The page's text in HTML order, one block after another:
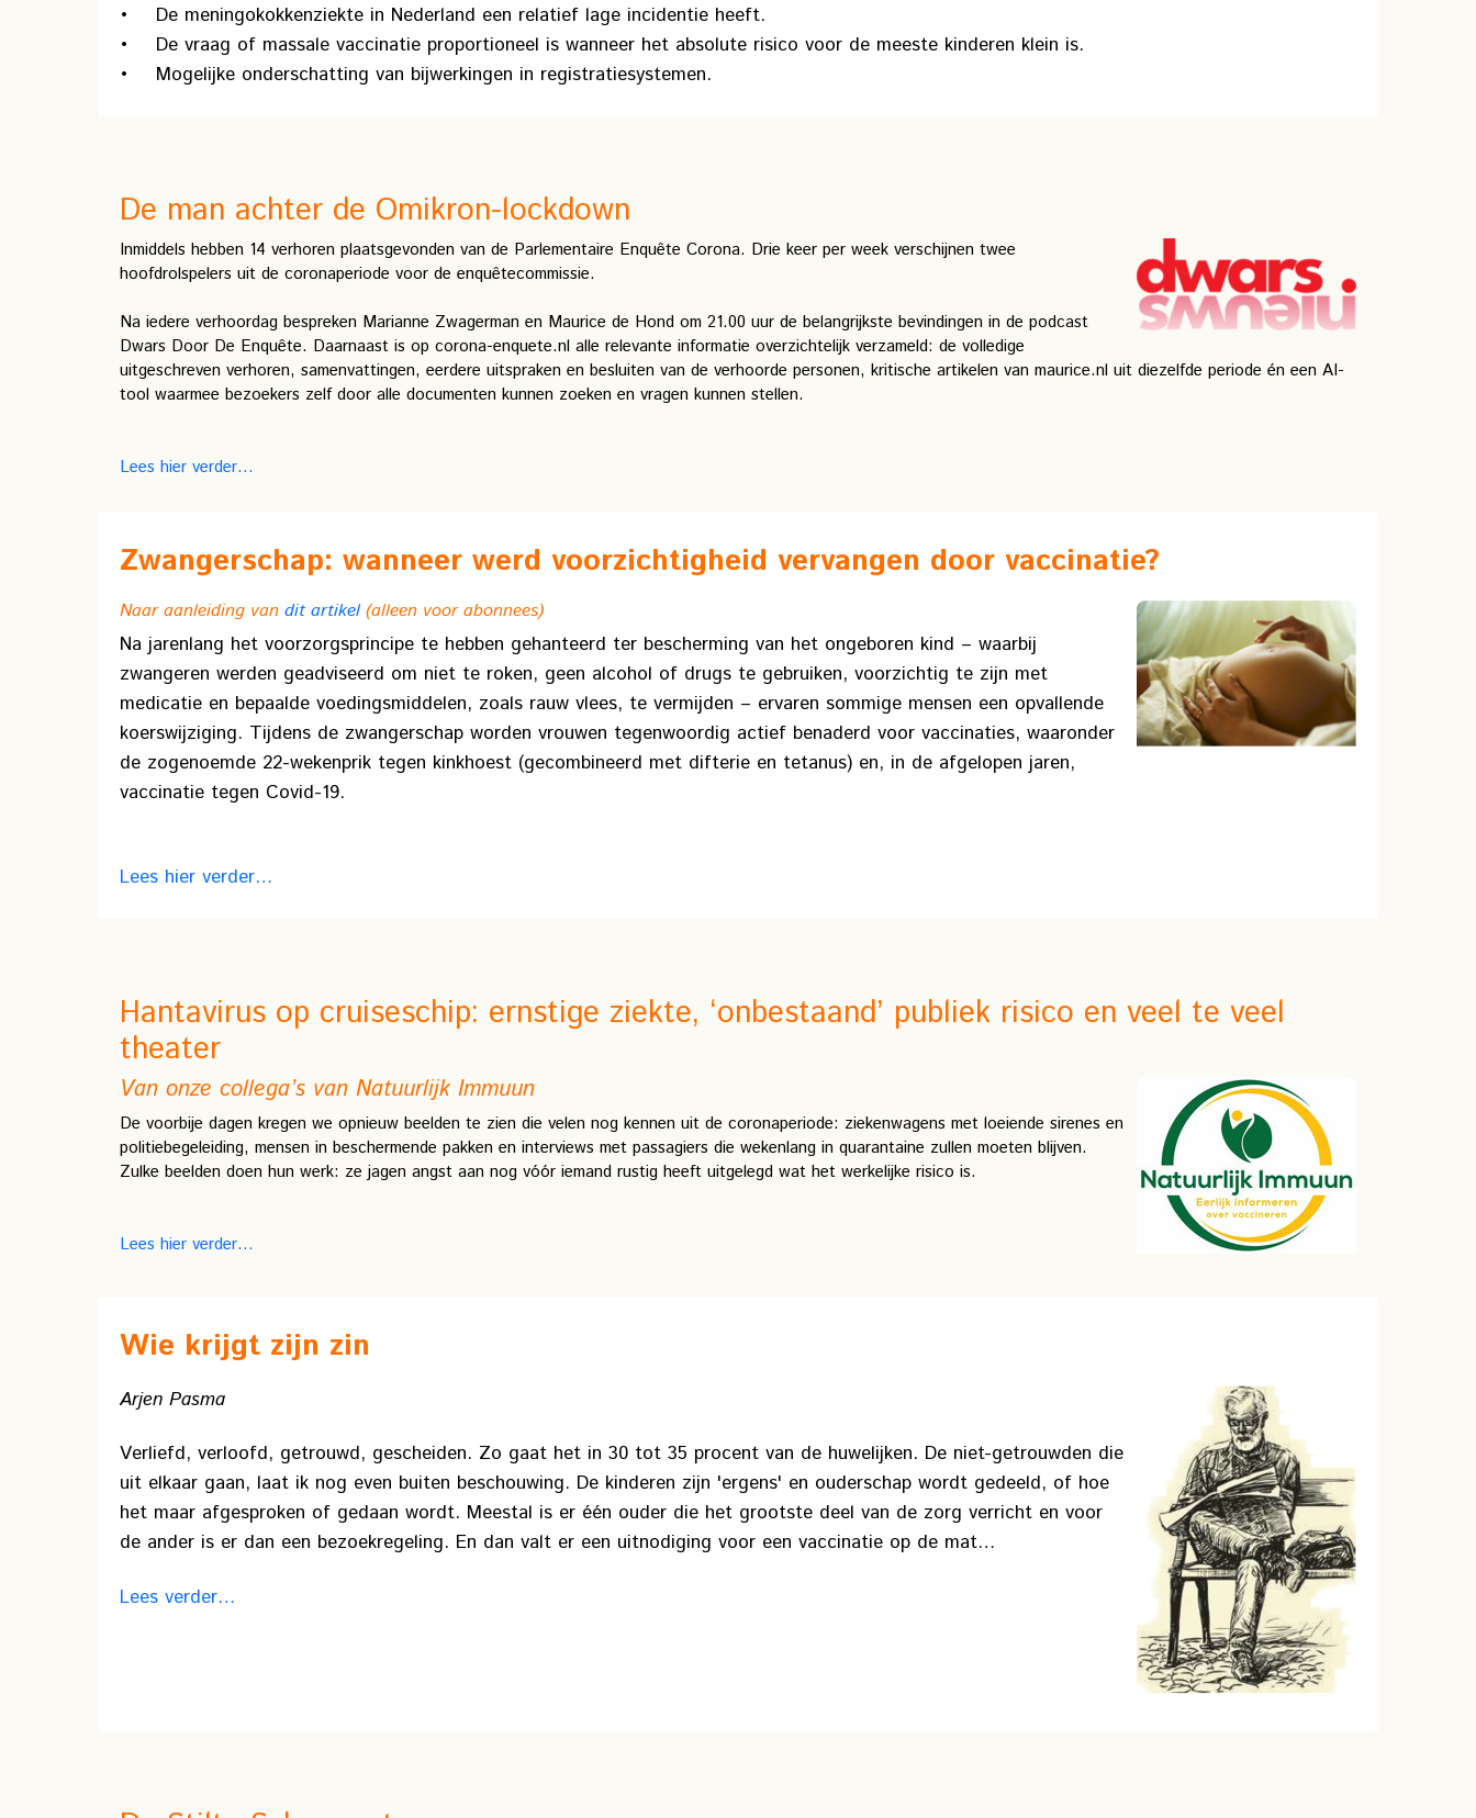
• De meningokokkenziekte in Nederland een relatief lage incidentie heeft.
• De vraag of massale vaccinatie proportioneel is wanneer het absolute risico voor de meeste kinderen klein is.
• Mogelijke onderschatting van bijwerkingen in registratiesystemen.
De man achter de Omikron-lockdown
Inmiddels hebben 14 verhoren plaatsgevonden van de Parlementaire Enquête Corona. Drie keer per week verschijnen twee
hoofdrolspelers uit de coronaperiode voor de enquêtecommissie.
Na iedere verhoordag bespreken Marianne Zwagerman en Maurice de Hond om 21.00 uur de belangrijkste bevindingen in de podcast
Dwars Door De Enquête. Daarnaast is op corona-enquete.nl alle relevante informatie overzichtelijk verzameld: de volledige
uitgeschreven verhoren, samenvattingen, eerdere uitspraken en besluiten van de verhoorde personen, kritische artikelen van maurice.nl uit diezelfde periode én een AI-
tool waarmee bezoekers zelf door alle documenten kunnen zoeken en vragen kunnen stellen.
Lees hier verder…
Zwangerschap: wanneer werd voorzichtigheid vervangen door vaccinatie?
Naar aanleiding van dit artikel(alleen voor abonnees)
Na jarenlang het voorzorgsprincipe te hebben gehanteerd ter bescherming van het ongeboren kind – waarbij
zwangeren werden geadviseerd om niet te roken, geen alcohol of drugs te gebruiken, voorzichtig te zijn met
medicatie en bepaalde voedingsmiddelen, zoals rauw vlees, te vermijden – ervaren sommige mensen een opvallende
koerswijziging. Tijdens de zwangerschap worden vrouwen tegenwoordig actief benaderd voor vaccinaties, waaronder
de zogenoemde 22-wekenprik tegen kinkhoest (gecombineerd met difterie en tetanus) en, in de afgelopen jaren,
vaccinatie tegen Covid-19.
Lees hier verder…
Hantavirus op cruiseschip: ernstige ziekte, ‘onbestaand’ publiek risico en veel te veel
theater
Van onze collega’s van Natuurlijk Immuun
De voorbije dagen kregen we opnieuw beelden te zien die velen nog kennen uit de coronaperiode: ziekenwagens met loeiende sirenes en
politiebegeleiding, mensen in beschermende pakken en interviews met passagiers die wekenlang in quarantaine zullen moeten blijven.
Zulke beelden doen hun werk: ze jagen angst aan nog vóór iemand rustig heeft uitgelegd wat het werkelijke risico is.
Lees hier verder…
Wie krijgt zijn zin
Arjen Pasma
Verliefd, verloofd, getrouwd, gescheiden. Zo gaat het in 30 tot 35 procent van de huwelijken. De niet-getrouwden die
uit elkaar gaan, laat ik nog even buiten beschouwing. De kinderen zijn 'ergens' en ouderschap wordt gedeeld, of hoe
het maar afgesproken of gedaan wordt. Meestal is er één ouder die het grootste deel van de zorg verricht en voor
de ander is er dan een bezoekregeling. En dan valt er een uitnodiging voor een vaccinatie op de mat…
Lees verder…